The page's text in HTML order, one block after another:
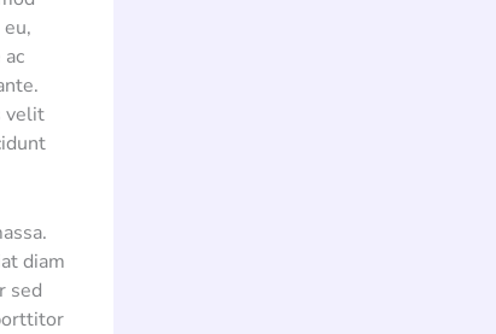
velit
diam
sed